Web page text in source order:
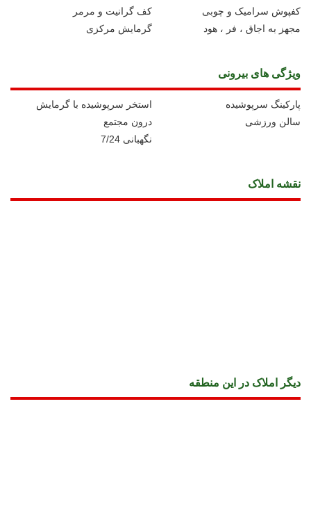
کف گرانیت و مرمر
کفپوش سرامیک و چوبی
گرمایش مرکزی
مجهز به اجاق ، فر ، هود
ویژگی های بیرونی
استخر سرپوشیده با گرمایش
پارکینگ سرپوشیده
درون مجتمع
سالن ورزشی
نگهبانی 7/24
نقشه املاک
دیگر املاک در این منطقه